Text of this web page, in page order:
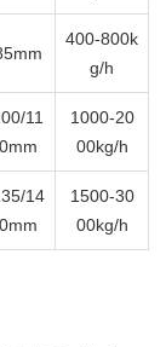
400-800k
g/h
11
0mm
1000-20
00kg/h
14
0mm
1500-30
00kg/h